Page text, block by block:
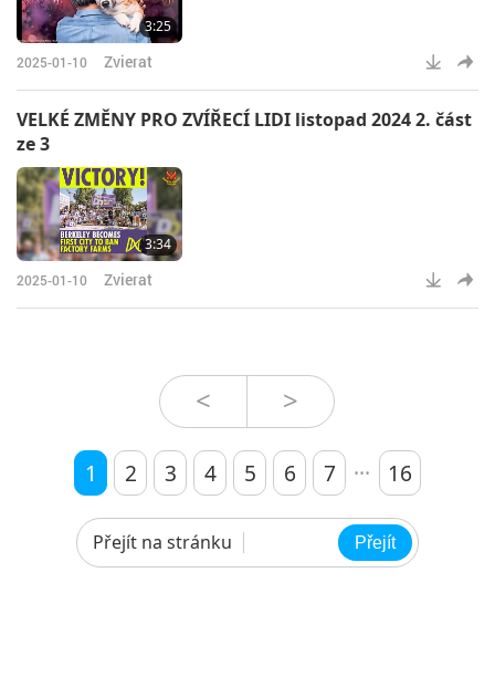
3:25
2025-01-10 Zvierat
VELKÉ ZMĚNY PRO ZVÍŘECÍ LIDI listopad 2024 2. část
ze 3
3:34
2025-01-10 Zvierat
< >
1 2 3 4 5 6 7 ... 16
Přejít na stránku Přejít